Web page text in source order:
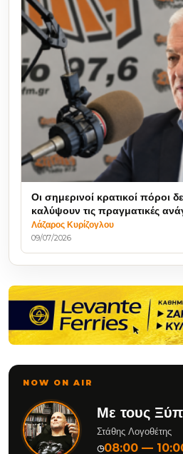
Οι σημερινοί κρατικοί πόροι
καλύψουν τις πραγματικές
Λάζαρος Κυρίζογλου
09/07/2026
NOW ON AIR
Με τους
Στάθης Λογοθέτης
◷08:00 —